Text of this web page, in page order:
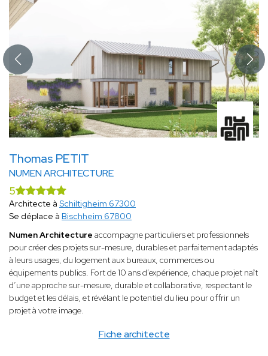
Thomas PETIT
NUMEN ARCHITECTURE
Fiche architecte
5
Architecte à Schiltigheim 67300
Se déplace à Bischheim 67800
Numen Architecture accompagne particuliers et professionnels
pour créer des projets sur-mesure, durables et parfaitement adaptés
à leurs usages, du logement aux bureaux, commerces ou
équipements publics. Fort de 10 ans d’expérience, chaque projet naît
d’une approche sur-mesure, durable et collaborative, respectant le
budget et les délais, et révélant le potentiel du lieu pour offrir un
projet à votre image.